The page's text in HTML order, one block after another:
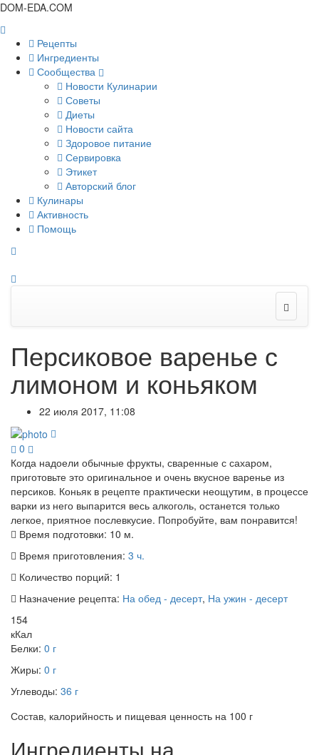
DOM-EDA.COM
Рецепты
Ингредиенты
Сообщества
Новости Кулинарии
Советы
Диеты
Новости сайта
Здоровое питание
Сервировка
Этикет
Авторский блог
Кулинары
Активность
Помощь
Персиковое варенье с
лимоном и коньяком
22 июля 2017, 11:08
0
Когда надоели обычные фрукты, сваренные с сахаром,
приготовьте это оригинальное и очень вкусное варенье из
персиков. Коньяк в рецепте практически неощутим, в процессе
варки из него выпарится весь алкоголь, останется только
легкое, приятное послевкусие. Попробуйте, вам понравится!
Время подготовки: 10 м.
Время приготовления: 3 ч.
Количество порций: 1
Назначение рецепта: На обед - десерт, На ужин - десерт
154
кКал
Белки: 0 г
Жиры: 0 г
Углеводы: 36 г
Состав, калорийность и пищевая ценность на 100 г